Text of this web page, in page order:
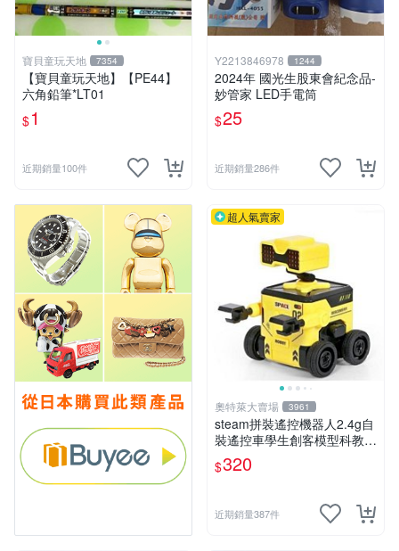
寶貝童玩天地 7354
【寶貝童玩天地】【PE44】
六角鉛筆*LT01
$1
近期銷量100件
Y2213846978 1244
2024年 國光生股東會紀念品-
妙管家 LED手電筒
$25
近期銷量286件
超人氣賣家
奧特萊大賣場 3961
steam拼裝遙控機器人2.4g自
裝遙控車學生創客模型科教玩
具 推薦推薦締造W
$320
近期銷量387件